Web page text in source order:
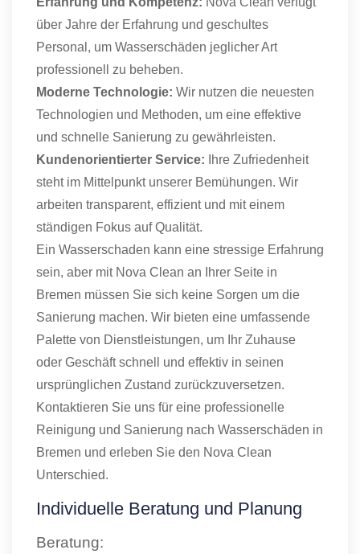
über Jahre der Erfahrung und geschultes
Personal, um Wasserschäden jeglicher Art
professionell zu beheben.
Moderne Technologie: Wir nutzen die neuesten
Technologien und Methoden, um eine effektive
und schnelle Sanierung zu gewährleisten.
Kundenorientierter Service: Ihre Zufriedenheit
steht im Mittelpunkt unserer Bemühungen. Wir
arbeiten transparent, effizient und mit einem
ständigen Fokus auf Qualität.
Ein Wasserschaden kann eine stressige Erfahrung
sein, aber mit Nova Clean an Ihrer Seite in
Bremen müssen Sie sich keine Sorgen um die
Sanierung machen. Wir bieten eine umfassende
Palette von Dienstleistungen, um Ihr Zuhause
oder Geschäft schnell und effektiv in seinen
ursprünglichen Zustand zurückzuversetzen.
Kontaktieren Sie uns für eine professionelle
Reinigung und Sanierung nach Wasserschäden in
Bremen und erleben Sie den Nova Clean
Unterschied.
Individuelle Beratung und Planung
Beratung: